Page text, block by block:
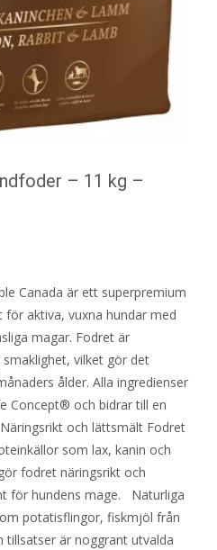
– 11 kg –
Canada är ett superpremium
aktiva, vuxna hundar med
magar. Fodret är
vilket gör det
ålder. Alla ingredienser
Concept® och bidrar till en
och lättsmält Fodret
som lax, kanin och
fodret näringsrikt och
för hundens mage. Naturliga
potatisflingor, fiskmjöl från
är noggrant utvalda